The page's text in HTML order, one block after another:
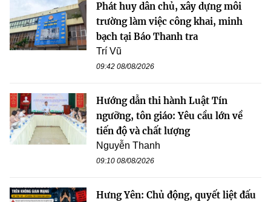
Phát huy dân chủ, xây dựng môi
trường làm việc công khai, minh
bạch tại Báo Thanh tra
Trí Vũ
09:42 08/08/2026
Hướng dẫn thi hành Luật Tín
ngưỡng, tôn giáo: Yêu cầu lớn về
tiến độ và chất lượng
Nguyễn Thanh
09:10 08/08/2026
Hưng Yên: Chủ động, quyết liệt đấu